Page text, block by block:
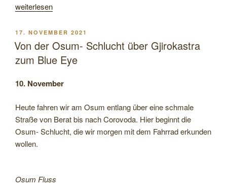
„Von
Küste
Albaniens
Griechenland“
weiterlesen
VERÖFFENTLICHT
AM
17. NOVEMBER 2021
Von der Osum- Schlucht über Gjirokastra
zum Blue Eye
10. November
Heute fahren wir am Osum entlang über eine schmale
Straße von Berat bis nach Corovoda. Hier beginnt die
Osum- Schlucht, die wir morgen mit dem Fahrrad erkunden
wollen.
Osum Fluss